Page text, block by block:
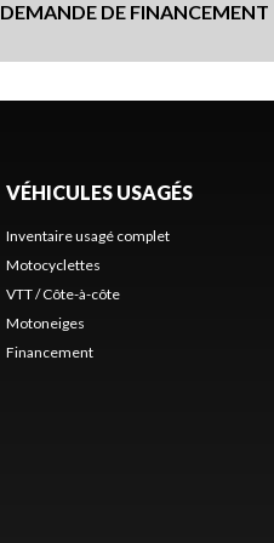
DEMANDE DE FINANCEMENT
VÉHICULES USAGÉS
Inventaire usagé complet
Motocyclettes
VTT / Côte-à-côte
Motoneiges
Financement